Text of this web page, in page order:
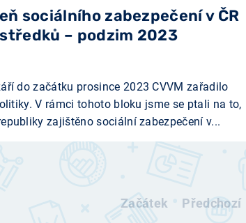
sociálního zabezpečení v ČR
– podzim 2023
do začátku prosince 2023 CVVM zařadilo
V rámci tohoto bloku jsme se ptali na to,
zajištěno sociální zabezpečení v...
Začátek Předchozí